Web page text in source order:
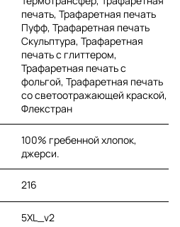
печать, Трафаретная печать
Пуфф, Трафаретная печать
Скульптура, Трафаретная
печать с глиттером,
Трафаретная печать с
фольгой, Трафаретная печать
со светоотражающей краской,
Флекстран
100% гребенной хлопок,
джерси.
216
5XL_v2